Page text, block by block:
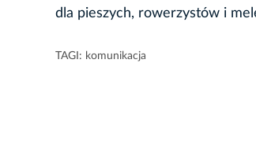
dla pieszych, rowerzystów i
TAGI: komunikacja